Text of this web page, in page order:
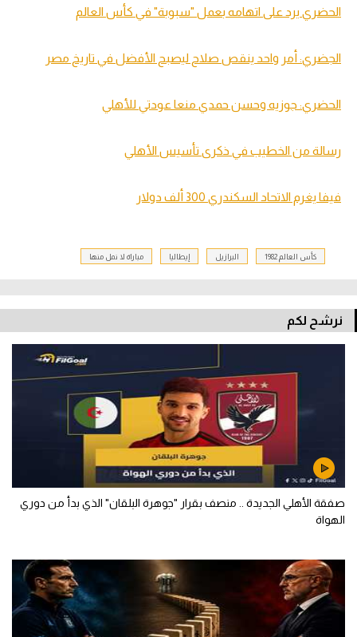
الحضري يرد على اتهامه بعمل "سبوبة" في كأس العالم
الجضري: أمر واحد ينقص صلاح ليصبح الأفضل في تاريخ مصر
الحضري: جوزيه وحسن حمدي منعا عودتي للأهلي
رسالة من الخطيب في ذكرى تأسيس الأهلي
فيفا يغرم الاتحاد السكندري 300 ألف دولار
كأس العالم 1982 البرازيل إيطاليا مباراة لا نمل منها
نرشح لكم
صفقة الأهلي الجديدة .. منصف بقرار "جوهرة البلقان" الذي بدأ من دوري
الهواة